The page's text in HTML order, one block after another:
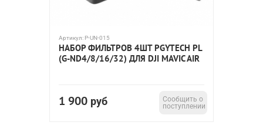
Артикул: P-UN-015
НАБОР ФИЛЬТРОВ 4ШТ PGYTECH PL
(G-ND4/8/16/32) ДЛЯ DJI MAVIC AIR
1 900 руб
Сообщить о
поступлении